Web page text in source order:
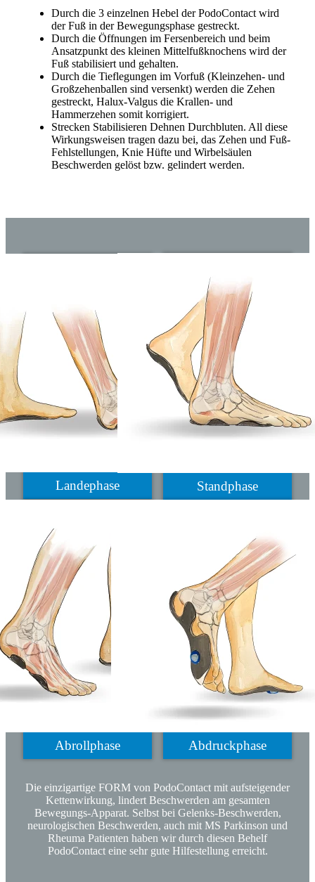
Durch die 3 einzelnen Hebel der PodoContact wird
der Fuß in der Bewegungsphase gestreckt.
Durch die Öffnungen im Fersenbereich und beim
Ansatzpunkt des kleinen Mittelfußknochens wird der
Fuß stabilisiert und gehalten.
Durch die Tieflegungen im Vorfuß (Kleinzehen- und
Großzehenballen sind versenkt) werden die Zehen
gestreckt, Halux-Valgus die Krallen- und
Hammerzehen somit korrigiert.
Strecken Stabilisieren Dehnen Durchbluten. All diese
Wirkungsweisen tragen dazu bei, das Zehen und Fuß-
Fehlstellungen, Knie Hüfte und Wirbelsäulen
Beschwerden gelöst bzw. gelindert werden.
Landephase Standphase
Abrollphase Abdruckphase
Die einzigartige FORM von PodoContact mit aufsteigender
Kettenwirkung, lindert Beschwerden am gesamten
Bewegungs-Apparat. Selbst bei Gelenks-Beschwerden,
neurologischen Beschwerden, auch mit MS Parkinson und
Rheuma Patienten haben wir durch diesen Behelf
PodoContact eine sehr gute Hilfestellung erreicht.